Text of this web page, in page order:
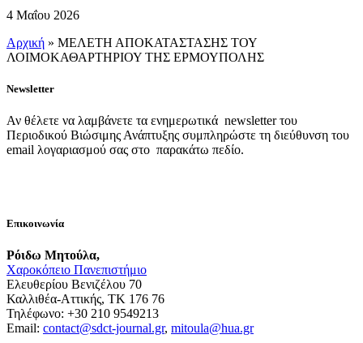
4 Μαΐου 2026
Αρχική » ΜΕΛΕΤΗ ΑΠΟΚΑΤΑΣΤΑΣΗΣ ΤΟΥ
ΛΟΙΜΟΚΑΘΑΡΤΗΡΙΟΥ ΤΗΣ ΕΡΜΟΥΠΟΛΗΣ
Newsletter
Αν θέλετε να λαμβάνετε τα ενημερωτικά newsletter του
Περιοδικού Βιώσιμης Ανάπτυξης συμπληρώστε τη διεύθυνση του
email λογαριασμού σας στο παρακάτω πεδίο.
Επικοινωνία
Ρόιδω Μητούλα,
Χαροκόπειο Πανεπιστήμιο
Ελευθερίου Βενιζέλου 70
Καλλιθέα-Αττικής, ΤΚ 176 76
Τηλέφωνο: +30 210 9549213
Email: contact@sdct-journal.gr, mitoula@hua.gr